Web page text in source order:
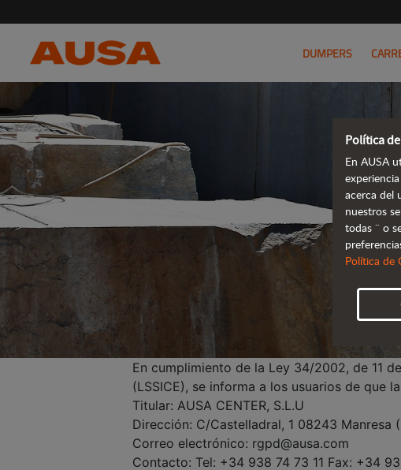
DUMPERS
En cumplimiento de la Ley 34/2002, de 11
(LSSICE), se informa a los usuarios de que
Titular: AUSA CENTER, S.L.U
Dirección: C/Castelladral, 1 08243 Manresa
Correo electrónico: rgpd@ausa.com
Contacto: Tel: +34 938 74 73 11 Fax: +34
Política
En AUSA
acerca del
nuestros
todas ¨ o
Política de